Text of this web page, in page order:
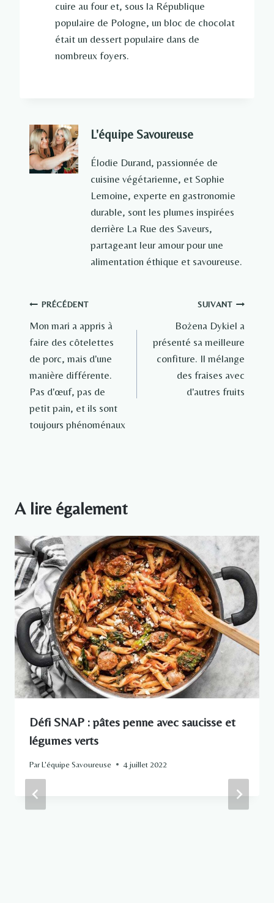
cuire au four et, sous la République
populaire de Pologne, un bloc de chocolat
était un dessert populaire dans de
nombreux foyers.
L'équipe Savoureuse
Élodie Durand, passionnée de
cuisine végétarienne, et Sophie
Lemoine, experte en gastronomie
durable, sont les plumes inspirées
derrière La Rue des Saveurs,
partageant leur amour pour une
alimentation éthique et savoureuse.
Navigation
de
l’article
PRÉCÉDENT
Mon mari a appris à
faire des côtelettes
de porc, mais d'une
manière différente.
Pas d'œuf, pas de
petit pain, et ils sont
toujours phénoménaux
SUIVANT
Bożena Dykiel a
présenté sa meilleure
confiture. Il mélange
des fraises avec
d'autres fruits
A lire également
Défi SNAP : pâtes penne avec saucisse et
légumes verts
ParL'équipe Savoureuse 4 juillet 2022